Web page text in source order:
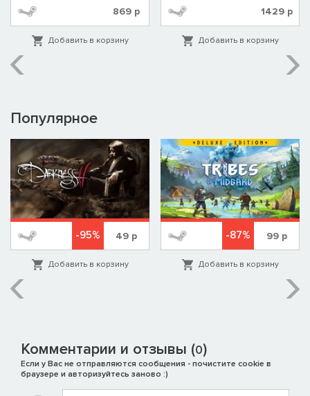
869 р
Добавить в корзину
1429р
Добавить в корзину
Популярное
-95% 49 р
Добавить в корзину
-87% 99р
Добавить в корзину
Комментарии и отзывы (0)
Если у Вас не отправляются сообщения - почистите cookie в
браузере и авторизуйтесь заново :)